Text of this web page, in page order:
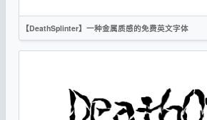
【DeathSplinter】一种金属质感的免费英文字体
英文
创意
作者声明